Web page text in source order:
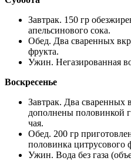
Завтрак. 150 гр
апельсинового сока.
Обед. Два сваренных
фрукта.
Ужин. Негазированная
Воскресенье
Завтрак. Два сваренных
дополнены половинкой
чая.
Обед. 200 гр
половинка цитрусового
Ужин. Вода без газа